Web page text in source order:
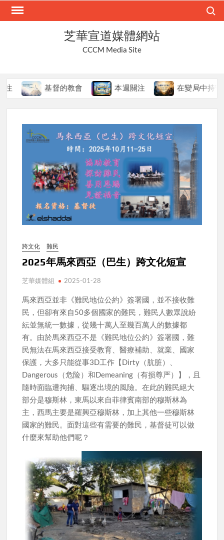
Skip
芝華宣道媒體網站
CCCM Media Site
基督的教會 本週關注 在變局中持守真道
跨文化 難民
2025年馬來西亞（巴生）跨文化短宣
芝華媒體組 2025-01-28
馬來西亞並非《難民地位公約》簽署國，並不接收難
民，但卻有來自50多個國家的難民，難民人數眾說紛
紜並無統一數據，從幾十萬人至幾百萬人的數據都
有。由於馬來西亞不是《難民地位公約》簽署國，難
民無法在馬來西亞接受教育、醫療補助、就業、國家
保護，大多只能從事3D工作【Dirty（肮脏）、
Dangerous（危险）和Demeaning（有损尊严）】，且
隨時面臨遭拘捕、驅逐出境的風險。在此的難民絕大
部分是穆斯林，東馬以來自菲律賓南部的穆斯林為
主，西馬主要是羅興亞穆斯林，加上其他一些穆斯林
國家的難民。面對這些有需要的難民，基督徒可以做
什麼來幫助他們呢？